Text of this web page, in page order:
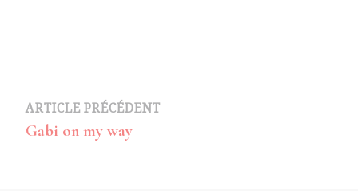
Navigation
d’article
ARTICLE PRÉCÉDENT
Gabi on my way